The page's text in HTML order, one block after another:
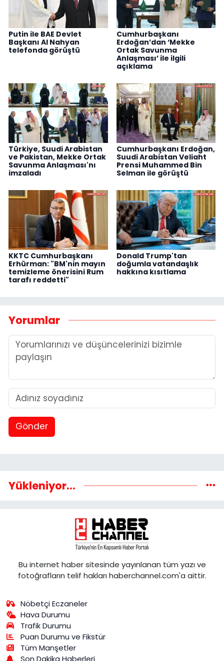
Putin ile BAE Devlet
Başkanı Al Nahyan
telefonda görüştü
Cumhurbaşkanı
Erdoğan’dan ‘Mekke
Ortak Savunma
Anlaşması’ ile ilgili
açıklama
Türkiye, Suudi Arabistan
ve Pakistan, Mekke Ortak
Savunma Anlaşması'nı
imzaladı
Cumhurbaşkanı Erdoğan,
Suudi Arabistan Veliaht
Prensi Muhammed Bin
Selman ile görüştü
KKTC Cumhurbaşkanı
Erhürman: "BM'nin mayın
temizleme önerisini Rum
tarafı reddetti"
Donald Trump'tan
doğumla vatandaşlık
hakkına kısıtlama
Yorumlar
Gönder
Yükleniyor...
Bu internet haber sitesinde yayınlanan tüm yazı ve
fotoğrafların telif hakları haberchannel.com'a aittir.
Nöbetçi Eczaneler
Hava Durumu
Trafik Durumu
Puan Durumu ve Fikstür
Tüm Manşetler
Son Dakika Haberleri